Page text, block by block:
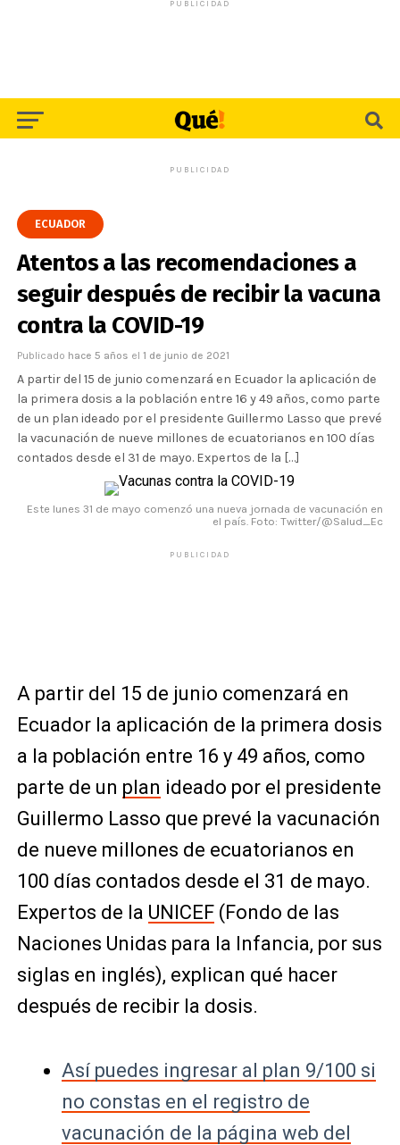
PUBLICIDAD
PUBLICIDAD
ECUADOR
Atentos a las recomendaciones a
seguir después de recibir la vacuna
contra la COVID-19
Publicado hace 5 años el 1 de junio de 2021
A partir del 15 de junio comenzará en Ecuador la aplicación de
la primera dosis a la población entre 16 y 49 años, como parte
de un plan ideado por el presidente Guillermo Lasso que prevé
la vacunación de nueve millones de ecuatorianos en 100 días
contados desde el 31 de mayo. Expertos de la […]
Este lunes 31 de mayo comenzó una nueva jornada de vacunación en
el país. Foto: Twitter/@Salud_Ec
PUBLICIDAD
A partir del 15 de junio comenzará en
Ecuador la aplicación de la primera dosis
a la población entre 16 y 49 años, como
parte de un plan ideado por el presidente
Guillermo Lasso que prevé la vacunación
de nueve millones de ecuatorianos en
100 días contados desde el 31 de mayo.
Expertos de la UNICEF(Fondo de las
Naciones Unidas para la Infancia, por sus
siglas en inglés), explican qué hacer
después de recibir la dosis.
Así puedes ingresar al plan 9/100 si
no constas en el registro de
vacunación de la página web del